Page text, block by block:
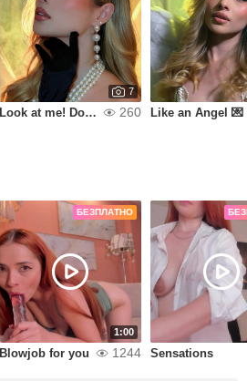
7
Look at me! Don't stop doing it💥 260 Like an Angel 💌
БЕЗПЛАТНО
1:00
Blowjob for you 1244 Sensations